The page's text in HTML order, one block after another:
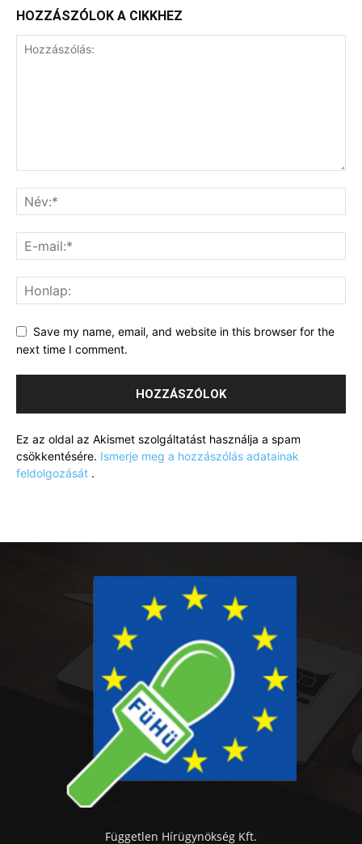
HOZZÁSZÓLOK A CIKKHEZ
Save my name, email, and website in this browser for the
next time I comment.
Ez az oldal az Akismet szolgáltatást használja a spam
csökkentésére. Ismerje meg a hozzászólás adatainak
feldolgozását .
Független Hírügynökség Kft.